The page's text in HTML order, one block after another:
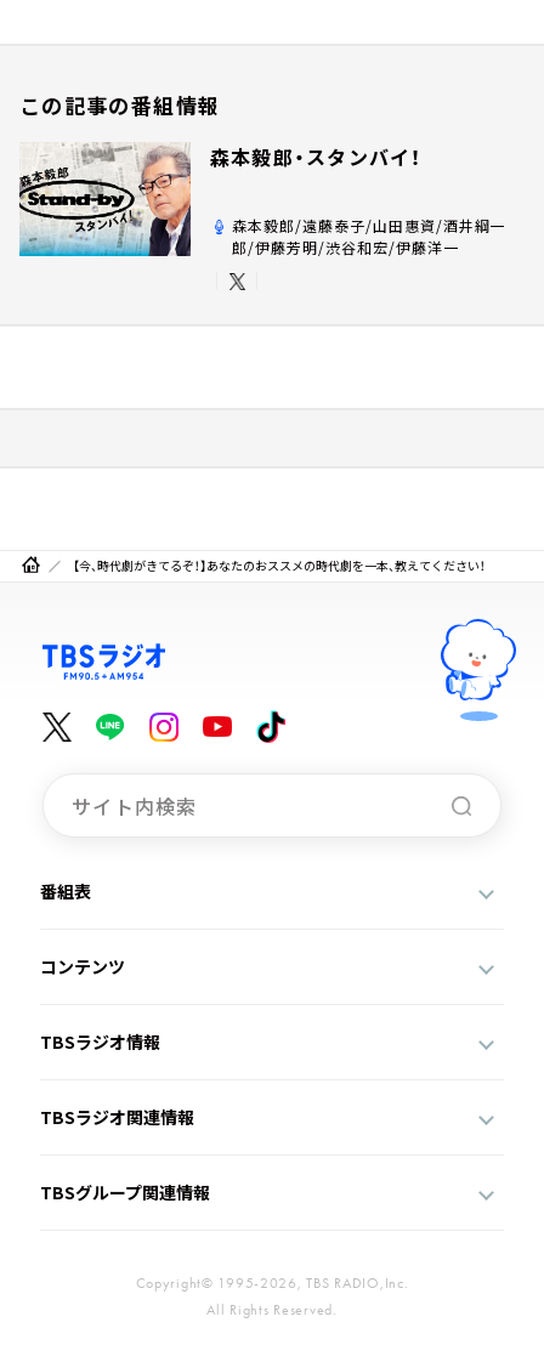
この記事の番組情報
森本毅郎・スタンバイ！
森本毅郎/遠藤泰子/山田惠資/酒井綱一
郎/伊藤芳明/渋谷和宏/伊藤洋一
【今、時代劇がきてるぞ！】あなたのおススメの時代劇を一本、教えてください！
番組表
コンテンツ
TBSラジオ情報
TBSラジオ関連情報
TBSグループ関連情報
Copyright© 1995-2026, TBS RADIO,Inc.
All Rights Reserved.